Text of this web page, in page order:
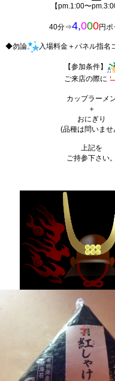
【pm.1:00〜
40分⇒4,000円ポ
◆勿論 入場料金＋パネル指名
【参加条件】
ご来店の際に
カップラーメ
＋
おにぎり
(品種は問いませ
上記を
ご持参下さい。